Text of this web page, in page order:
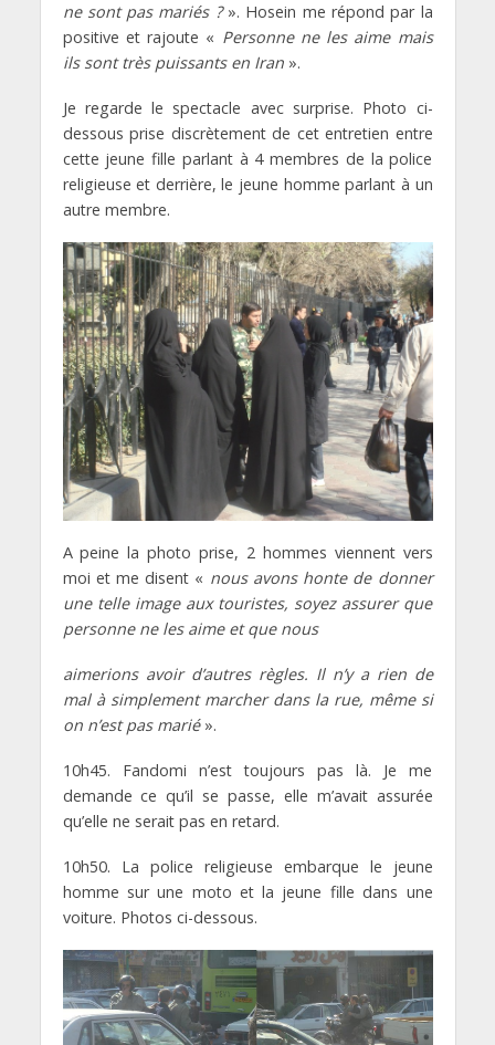
ne sont pas mariés ?». Hosein me répond par la
positive et rajoute « Personne ne les aime mais
ils sont très puissants en Iran».
Je regarde le spectacle avec surprise. Photo ci-
dessous prise discrètement de cet entretien entre
cette jeune fille parlant à 4 membres de la police
religieuse et derrière, le jeune homme parlant à un
autre membre.
A peine la photo prise, 2 hommes viennent vers
moi et me disent « nous avons honte de donner
une telle image aux touristes, soyez assurer que
personne ne les aime et que nous
aimerions avoir d’autres règles. Il n’y a rien de
mal à simplement marcher dans la rue, même si
on n’est pas marié».
10h45. Fandomi n’est toujours pas là. Je me
demande ce qu’il se passe, elle m’avait assurée
qu’elle ne serait pas en retard.
10h50. La police religieuse embarque le jeune
homme sur une moto et la jeune fille dans une
voiture. Photos ci-dessous.